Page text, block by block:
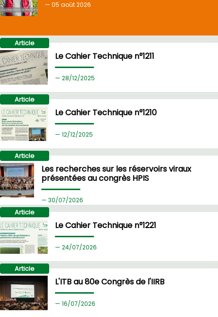
05 août 2026
Article
Le Cahier Technique n°1211
28/12/2025
Article
Le Cahier Technique n°1210
12/12/2025
Article
Les recherches sur les réservoirs viraux
présentées au congrès HPIS
30/07/2026
Article
Le Cahier Technique n°1221
24/07/2026
Article
L'ITB au 80e Congrès de l'IIRB
16/07/2026